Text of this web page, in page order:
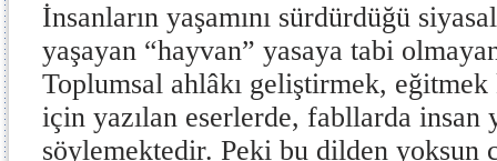
İnsanların yaşamını sürdürdüğü
yaşayan “hayvan” yasaya tabi
Toplumsal ahlâkı geliştirmek,
için yazılan eserlerde, fabllarda insan
söylemektedir. Peki bu dilden yoksun